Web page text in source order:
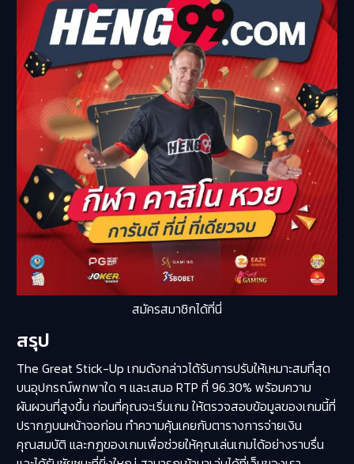
สมัครสมาชิกได้ที่นี่
สรุป
The Great Stick-Up เกมดังกล่าวได้รับการปรับให้เหมาะสมที่สุด
บนอุปกรณ์พกพาใด ๆ และเสนอ RTP ที่ 96.30% พร้อมความ
ผันผวนที่สูงขึ้น ก่อนที่คุณจะเริ่มเกม ให้ตรวจสอบข้อมูลของเกมนี้ที่
ปรากฏบนหน้าจอก่อน ทำความคุ้นเคยกับตารางการจ่ายเงิน
คุณสมบัติ และกฎของเกมเพื่อช่วยให้คุณเล่นเกมได้อย่างราบรื่น